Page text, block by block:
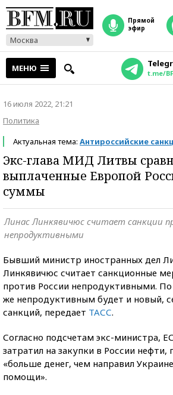
Москва
прямой
эфир
МЕНЮ t.me/
16 июля 2022, 21:21
Политика
Актуальная тема: Антироссийские
Экс-глава МИД Литвы
выплаченные Европой
суммы
Линас Линкявичюс считает санкции
непродуктивными
Бывший министр иностранных дел
Линкявичюс считает санкционные
против России непродуктивными.
же непродуктивным будет и новый,
санкций, передает ТАСС.
Согласно подсчетам экс-министра,
затратил на закупки в России нефти,
«больше денег, чем направил
помощи».